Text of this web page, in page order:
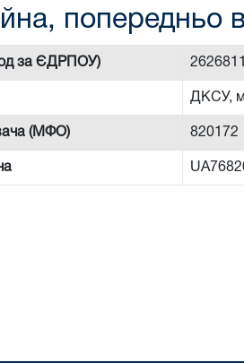
попередньо
за ЄДРПОУ)
ДКСУ,
(МФО) 820172